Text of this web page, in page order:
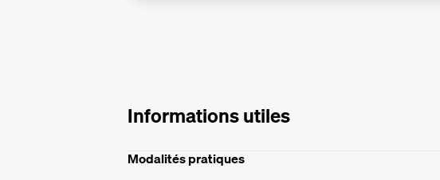
Informations utiles
Modalités pratiques